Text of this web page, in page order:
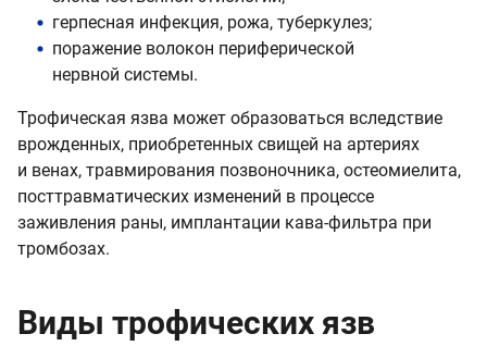
герпесная инфекция, рожа, туберкулез;
поражение волокон периферической
нервной системы.
Трофическая язва может образоваться вследствие
врожденных, приобретенных свищей на артериях
и венах, травмирования позвоночника, остеомиелита,
посттравматических изменений в процессе
заживления раны, имплантации кава-фильтра при
тромбозах.
Виды трофических язв